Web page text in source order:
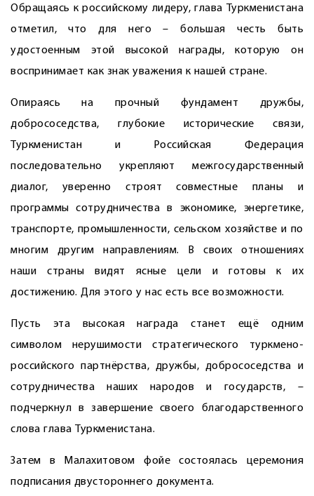
Обращаясь к российскому лидеру, глава Туркменистана
отметил, что для него – большая честь быть
удостоенным этой высокой награды, которую он
воспринимает как знак уважения к нашей стране.
Опираясь на прочный фундамент дружбы,
добрососедства, глубокие исторические связи,
Туркменистан и Российская Федерация
последовательно укрепляют межгосударственный
диалог, уверенно строят совместные планы и
программы сотрудничества в экономике, энергетике,
транспорте, промышленности, сельском хозяйстве и по
многим другим направлениям. В своих отношениях
наши страны видят ясные цели и готовы к их
достижению. Для этого у нас есть все возможности.
Пусть эта высокая награда станет ещё одним
символом нерушимости стратегического туркмено-
российского партнёрст­ва, дружбы, добрососедства и
сотрудничества наших народов и государств, –
подчеркнул в завершение своего благодарственного
слова глава Туркменистана.
Затем в Малахитовом фойе состоялась церемония
подписания двустороннего документа.